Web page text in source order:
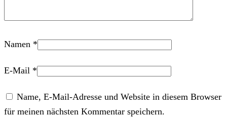
Namen *
E-Mail *
Name, E-Mail-Adresse und Website in diesem Browser
für meinen nächsten Kommentar speichern.